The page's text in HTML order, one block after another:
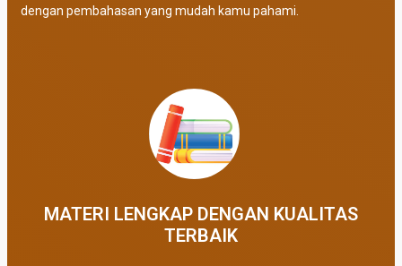
dengan pembahasan yang mudah kamu pahami.
MATERI LENGKAP DENGAN KUALITAS
TERBAIK​